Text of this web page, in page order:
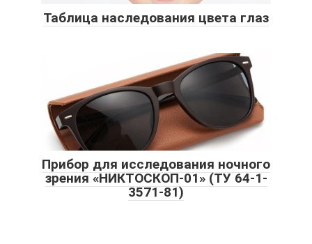
Таблица наследования цвета глаз
Прибор для исследования ночного
зрения «НИКТОСКОП-01» (ТУ 64-1-
3571-81)